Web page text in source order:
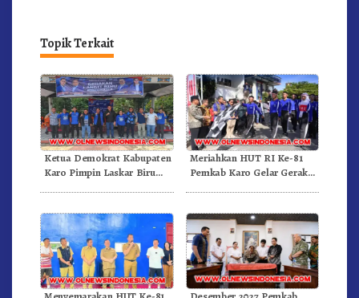
Topik Terkait
Ketua Demokrat Kabupaten
Karo Pimpin Laskar Biru
Meriahkan HUT RI Ke-81
Pemkab Karo Gelar Gerak